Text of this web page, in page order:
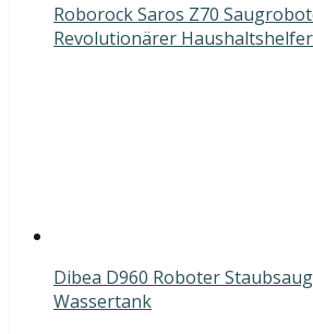
Roborock Saros Z70
Revolutionärer
Dibea D960 Roboter
Wassertank